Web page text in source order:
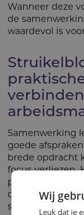
Wanneer deze
de
waardevol is
Samenwerking
goede
brede opdracht
focus verliezen.
doelgroep,
succescriteria
Wij
Leuk dat je